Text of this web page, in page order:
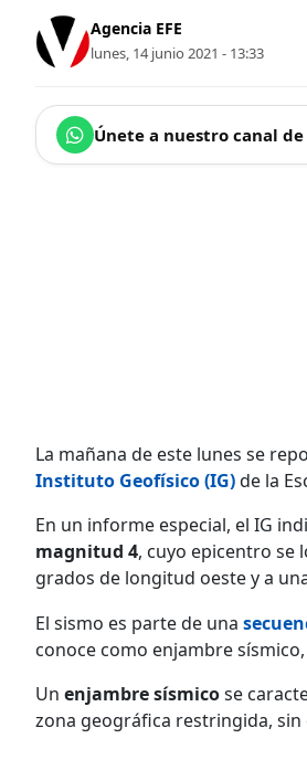
Agencia EFE
lunes, 14 junio 2021 - 13:33
Únete a nuestro canal
La mañana de este lunes se
Instituto Geofísico (IG)de la
En un informe especial, el IG
magnitud 4, cuyo epicentro se
grados de longitud oeste y a
El sismo es parte de una
conoce como enjambre
Un enjambre sísmicose
zona geográfica restringida, sin